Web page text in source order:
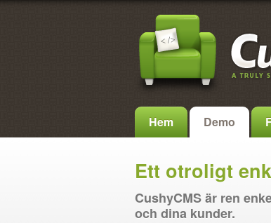
Hem Demo
Ett otroligt
CushyCMS är ren
och dina kunder.